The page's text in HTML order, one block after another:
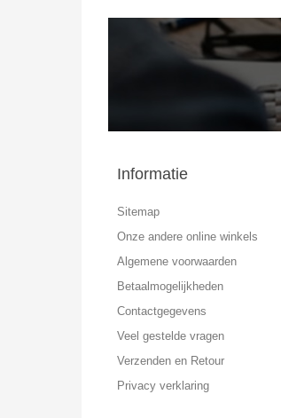
Informatie
Sitemap
Onze andere online winkels
Algemene voorwaarden
Betaalmogelijkheden
Contactgegevens
Veel gestelde vragen
Verzenden en Retour
Privacy verklaring